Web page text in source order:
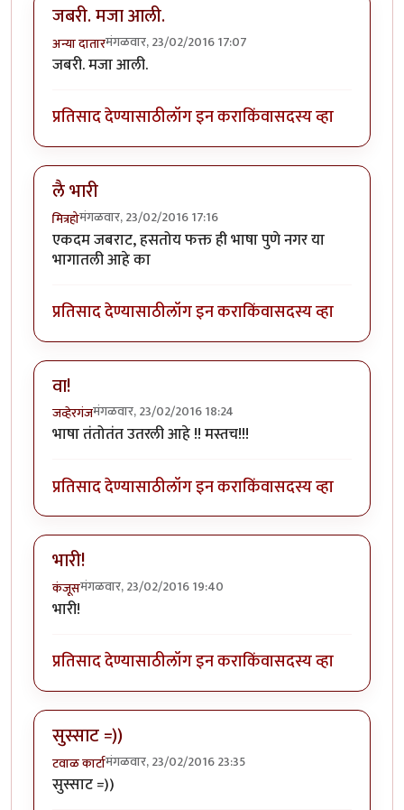
जबरी. मजा आली.
अन्या दातारमंगळवार, 23/02/2016 17:07
जबरी. मजा आली.
प्रतिसाद देण्यासाठीलॉग इन कराकिंवासदस्य व्हा
लै भारी
मित्रहोमंगळवार, 23/02/2016 17:16
एकदम जबराट, हसतोय फक्त ही भाषा पुणे नगर या
भागातली आहे का
प्रतिसाद देण्यासाठीलॉग इन कराकिंवासदस्य व्हा
वा!
जव्हेरगंजमंगळवार, 23/02/2016 18:24
भाषा तंतोतंत उतरली आहे !! मस्तच!!!
प्रतिसाद देण्यासाठीलॉग इन कराकिंवासदस्य व्हा
भारी!
कंजूसमंगळवार, 23/02/2016 19:40
भारी!
प्रतिसाद देण्यासाठीलॉग इन कराकिंवासदस्य व्हा
सुस्साट =))
टवाळ कार्टामंगळवार, 23/02/2016 23:35
सुस्साट =))